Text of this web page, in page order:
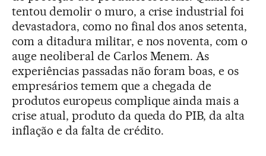
tentou demolir o muro, a crise industrial foi
devastadora, como no final dos anos setenta,
com a ditadura militar, e nos noventa, com o
auge neoliberal de Carlos Menem. As
experiências passadas não foram boas, e os
empresários temem que a chegada de
produtos europeus complique ainda mais a
crise atual, produto da queda do PIB, da alta
inflação e da falta de crédito.